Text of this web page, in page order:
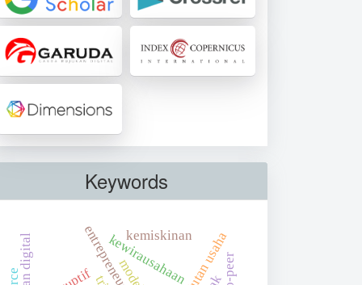
Keywords
kewirausahaan
kemiskinan